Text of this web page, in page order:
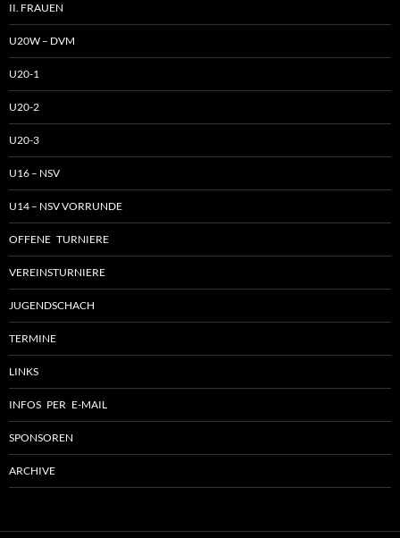
II. FRAUEN
U20W – DVM
U20-1
U20-2
U20-3
U16 – NSV
U14 – NSV VORRUNDE
OFFENE TURNIERE
VEREINSTURNIERE
JUGENDSCHACH
TERMINE
LINKS
INFOS PER E-MAIL
SPONSOREN
ARCHIVE